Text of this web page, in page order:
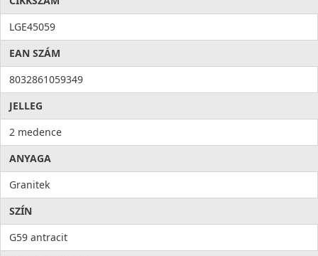
Higiénia: az anyag összetételéből adódóan meggátolja a
mikroorganizmusok kifejlődését, valamint elősegíti a
baktériumok eltávolítását, ezzel higiéniát és tisztaságot hoz a
konyhába. Az antibakteriális rendszert alkotó ezüst ionok
100%-os antibakteriális védelmet nyújtanak.
LGE45059
EAN SZÁM
8032861059349
JELLEG
2 medence
ANYAGA
Granitek
SZÍN
G59 antracit